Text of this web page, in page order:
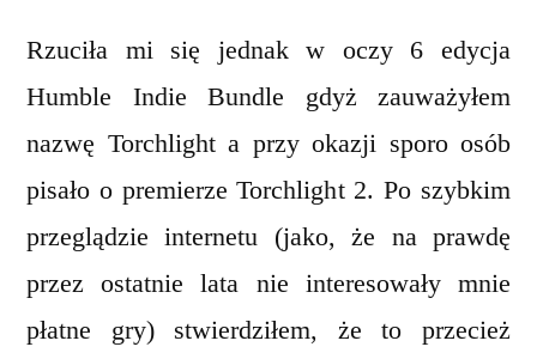
Rzuciła mi się jednak w oczy 6 edycja
Humble Indie Bundle gdyż zauważyłem
nazwę Torchlight a przy okazji sporo osób
pisało o premierze Torchlight 2. Po szybkim
przeglądzie internetu (jako, że na prawdę
przez ostatnie lata nie interesowały mnie
płatne gry) stwierdziłem, że to przecież